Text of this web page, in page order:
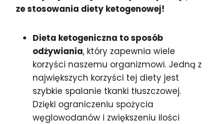
ze stosowania diety ketogenowej!
Dieta ketogeniczna to sposób
odżywiania, który zapewnia wiele
korzyści naszemu organizmowi. Jedną z
największych korzyści tej diety jest
szybkie spalanie tkanki tłuszczowej.
Dzięki ograniczeniu spożycia
węglowodanów i zwiększeniu ilości